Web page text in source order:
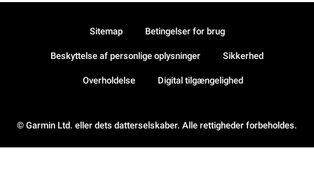
© Garmin Ltd. eller dets datterselskaber. Alle rettigheder forbeholdes.
Sitemap Betingelser for brug
Beskyttelse af personlige oplysninger Sikkerhed
Overholdelse Digital tilgængelighed